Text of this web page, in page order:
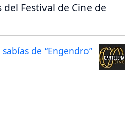
Festival de Cine de